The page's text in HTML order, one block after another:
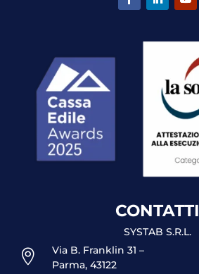
CONTATTI
SYSTAB S.R.L.

Via B. Franklin 31 –
Parma, 43122